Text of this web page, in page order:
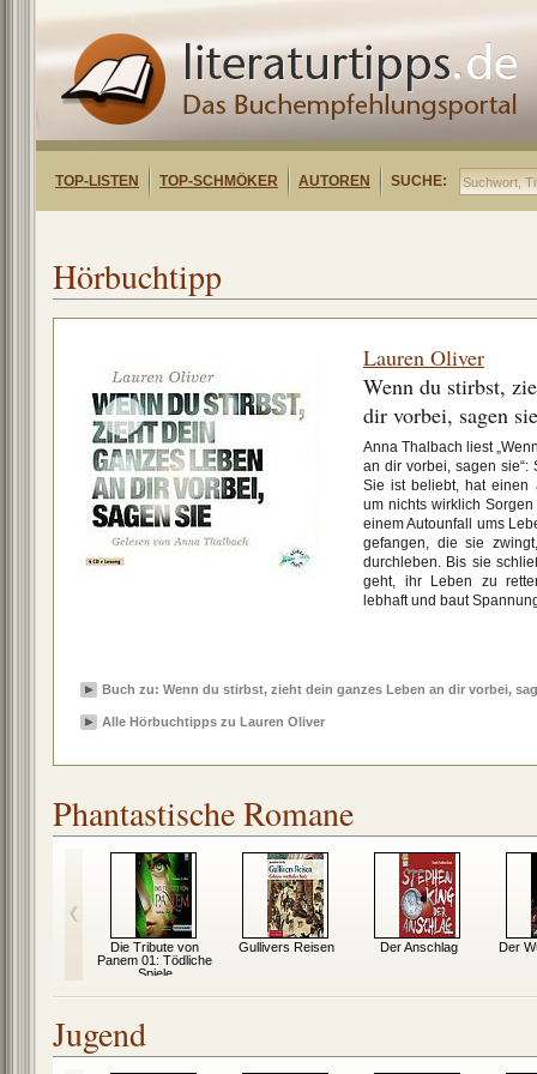
TOP-LISTEN TOP-SCHMÖKER AUTOREN SUCHE:
Hörbuchtipp
Lauren Oliver
Wenn du stirbst,
dir vorbei, sagen sie
Anna Thalbach liest
an dir vorbei, sagen sie“:
Sie ist beliebt, hat einen
um nichts wirklich
einem Autounfall ums
gefangen, die sie
durchleben. Bis sie
geht, ihr Leben zu
lebhaft und baut
Buch zu: Wenn du stirbst, zieht dein ganzes Leben an dir vorbei,
Alle Hörbuchtipps zu Lauren Oliver
Phantastische Romane
Die Tribute von
Panem 01: Tödliche
Spiele
Gullivers Reisen Der Anschlag Der
Jugend